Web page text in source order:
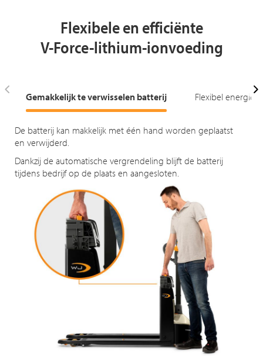
Flexibele en efficiënte
V-Force-lithium-ionvoeding
Gemakkelijk te verwisselen batterij Flexibel
De batterij kan makkelijk met één hand worden geplaatst
en verwijderd.
Dankzij de automatische vergrendeling blijft de batterij
tijdens bedrijf op de plaats en aangesloten.